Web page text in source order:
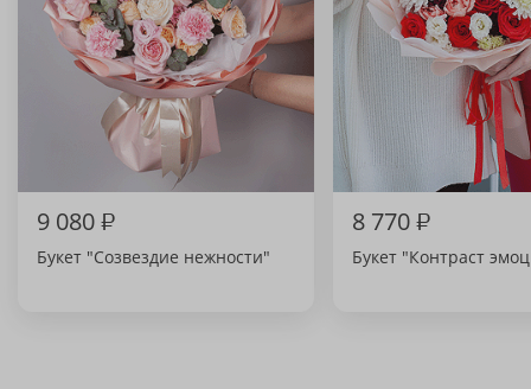
9 080₽
Букет "Созвездие нежности"
8 770₽
Букет "Контраст